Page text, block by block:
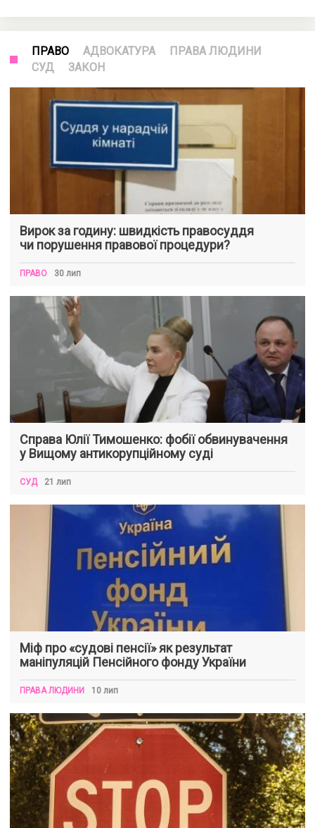
ПРАВО АДВОКАТУРА
ПРАВА ЛЮДИНИ
СУД
ЗАКОН
Вирок за годину: швидкість правосуддя
чи порушення правової процедури?
ПРАВО 30 лип
Справа Юлії Тимошенко: фобії обвинувачення
у Вищому антикорупційному суді
СУД 21 лип
Міф про «судові пенсії» як результат
маніпуляцій Пенсійного фонду України
ПРАВА ЛЮДИНИ 10 лип